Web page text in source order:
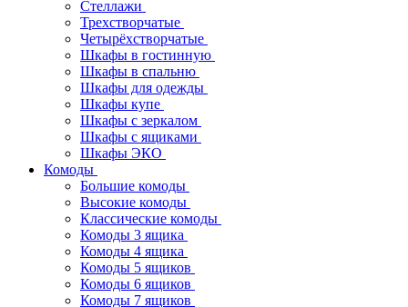
Стеллажи
Трехстворчатые
Четырёхстворчатые
Шкафы в гостинную
Шкафы в спальню
Шкафы для одежды
Шкафы купе
Шкафы с зеркалом
Шкафы с ящиками
Шкафы ЭКО
Комоды
Большие комоды
Высокие комоды
Классические комоды
Комоды 3 ящика
Комоды 4 ящика
Комоды 5 ящиков
Комоды 6 ящиков
Комоды 7 ящиков